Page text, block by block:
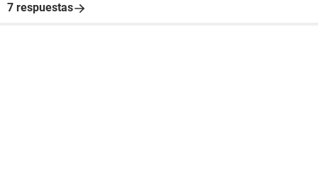
7 respuestas